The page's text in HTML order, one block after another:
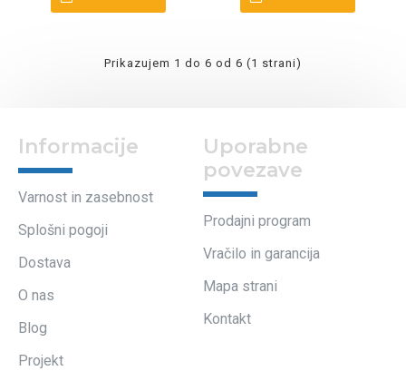
Prikazujem 1 do 6 od 6 (1 strani)
Informacije
Varnost in zasebnost
Splošni pogoji
Dostava
O nas
Blog
Projekt
Uporabne
povezave
Prodajni program
Vračilo in garancija
Mapa strani
Kontakt